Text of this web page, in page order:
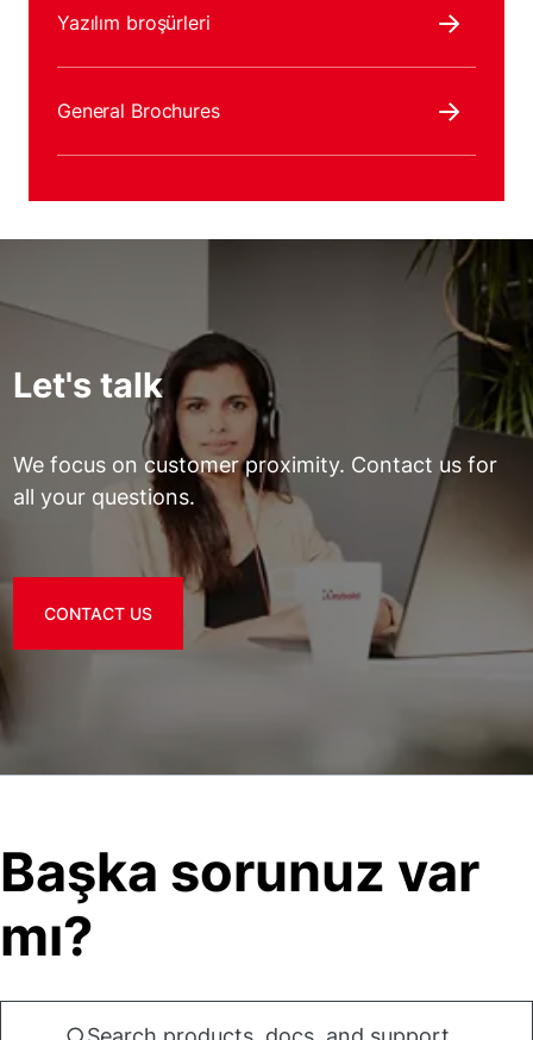
Yazılım broşürleri
General Brochures
Let's talk
We focus on customer proximity. Contact us for
all your questions.
CONTACT US
Başka sorunuz var
mı?